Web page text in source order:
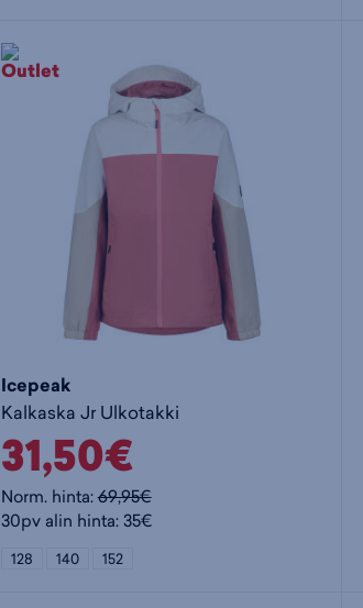
Icepeak
Kalkaska Jr Ulkotakki
31,50€
Norm. hinta:69,95€
30pv alin hinta: 35€
128 140 152